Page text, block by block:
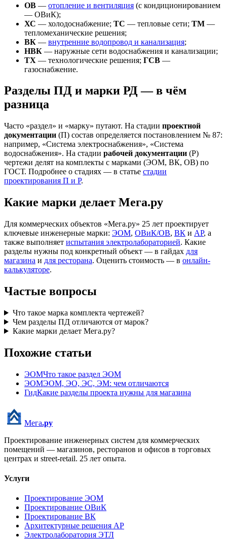
ОВ — отопление и вентиляция (с кондиционированием
— ОВиК);
ХС — холодоснабжение; ТС — тепловые сети; ТМ —
тепломеханические решения;
ВК — внутренние водопровод и канализация;
НВК — наружные сети водоснабжения и канализации;
ТХ — технологические решения; ГСВ —
газоснабжение.
Разделы ПД и марки РД — в чём
разница
Часто «раздел» и «марку» путают. На стадии проектной
документации (П) состав определяется постановлением № 87:
например, «Система электроснабжения», «Система
водоснабжения». На стадии рабочей документации (Р)
чертежи делят на комплекты с марками (ЭОМ, ВК, ОВ) по
ГОСТ. Подробнее о стадиях — в статье стадии
проектирования П и Р.
Какие марки делает Мега.ру
Для коммерческих объектов «Мега.ру» 25 лет проектирует
ключевые инженерные марки: ЭОМ, ОВиК/ОВ, ВК и АР, а
также выполняет испытания электролабораторией. Какие
разделы нужны под конкретный объект — в гайдах для
магазина и для ресторана. Оценить стоимость — в онлайн-
калькуляторе.
Частые вопросы
Что такое марка комплекта чертежей?
Чем разделы ПД отличаются от марок?
Какие марки делает Мега.ру?
Похожие статьи
ЭОМЧто такое раздел ЭОМ
ЭОМЭОМ, ЭО, ЭС, ЭМ: чем отличаются
ГидКакие разделы проекта нужны для магазина
Мега.ру
Проектирование инженерных систем для коммерческих
помещений — магазинов, ресторанов и офисов в торговых
центрах и street-retail. 25 лет опыта.
Услуги
Проектирование ЭОМ
Проектирование ОВиК
Проектирование ВК
Архитектурные решения АР
Электролаборатория ЭТЛ